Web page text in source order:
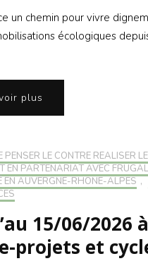
un chemin pour vivre
écologiques
plus
PENSER LE CONTRE RÉALISER
EN PARTENARIAT AVEC
EN AUVERGNE-RHONE-ALPES ,
15/06/2026
projets et